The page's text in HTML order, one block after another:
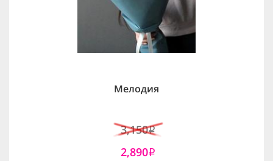
Мелодия
3,150i
2,890i